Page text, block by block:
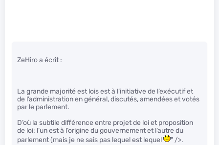
ZeHiro a écrit :
La grande majorité est lois est à l’initiative de l’exécutif et
de l’administration en général, discutés, amendées et votés
par le parlement.
D’où la subtile différence entre projet de loi et proposition
de loi: l’un est à l’origine du gouvernement et l’autre du
parlement (mais je ne sais pas lequel est lequel
" />.